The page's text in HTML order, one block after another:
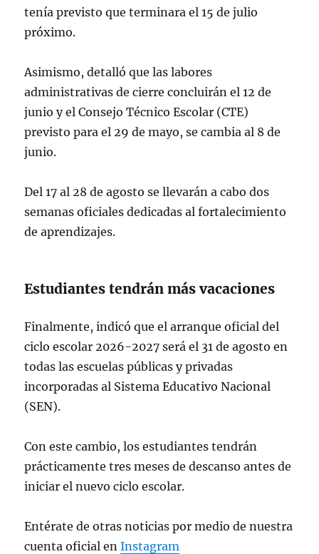
tenía previsto que terminara el 15 de julio
próximo.
Asimismo, detalló que las labores
administrativas de cierre concluirán el 12 de
junio y el Consejo Técnico Escolar (CTE)
previsto para el 29 de mayo, se cambia al 8 de
junio.
Del 17 al 28 de agosto se llevarán a cabo dos
semanas oficiales dedicadas al fortalecimiento
de aprendizajes.
Estudiantes tendrán más vacaciones
Finalmente, indicó que el arranque oficial del
ciclo escolar 2026-2027 será el 31 de agosto en
todas las escuelas públicas y privadas
incorporadas al Sistema Educativo Nacional
(SEN).
Con este cambio, los estudiantes tendrán
prácticamente tres meses de descanso antes de
iniciar el nuevo ciclo escolar.
Entérate de otras noticias por medio de nuestra
cuenta oficial enInstagram